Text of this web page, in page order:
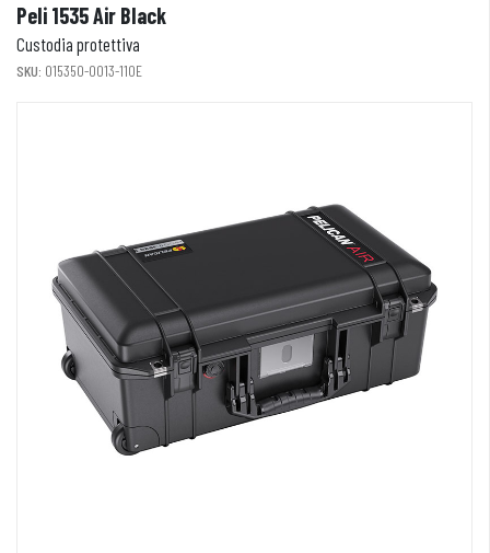
Peli 1535 Air Black
Custodia protettiva
SKU: 015350-0013-110E